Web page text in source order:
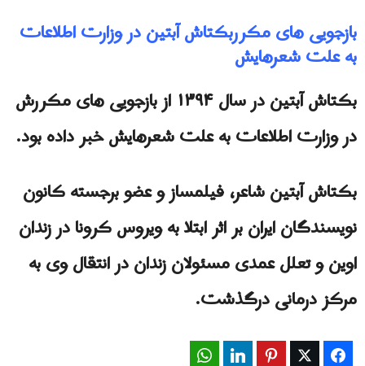
بازجویی های مکرربکتاش آبتین در وزارت اطلاعات
به علت شعرهایش
بکتاش آبتین در سال ۱۳۹۴ از بازجویی های مکررش
در وزارت اطلاعات به علت شعرهایش خبر داده بود.
بکتاش آبتین شاعر، فیلمساز و عضو برجسته کانون
نویسندگان ایران بر اثر ابتلا به ويروس کرونا در زندان
اوین و تعلل عمدی مسئولان زندان در انتقال وی به
مرکز درمانی درگذشت.
Facebook
Twitter
Pinterest
LinkedIn